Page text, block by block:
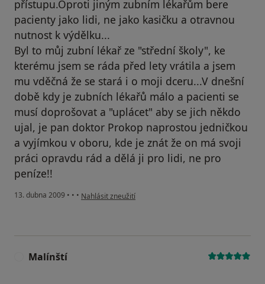
přístupu.Oproti jiným zubním lékařům bere
pacienty jako lidi, ne jako kasičku a otravnou
nutnost k výdělku...
Byl to můj zubní lékař ze "střední školy", ke
kterému jsem se ráda před lety vrátila a jsem
mu vděčná že se stará i o moji dceru...V dnešní
době kdy je zubních lékařů málo a pacienti se
musí doprošovat a "uplácet" aby se jich někdo
ujal, je pan doktor Prokop naprostou jedničkou
a vyjímkou v oboru, kde je znát že on má svoji
práci opravdu rád a dělá ji pro lidi, ne pro
peníze!!
13. dubna 2009 • • • podle názoru uživatele Katka B
Nahlásit zneužití
Malínští